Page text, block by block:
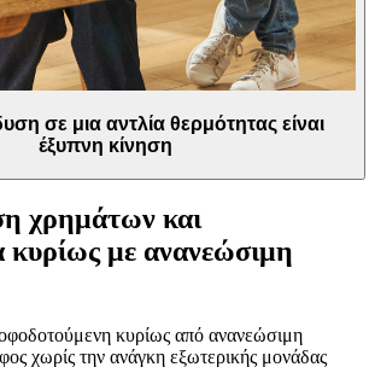
σε μια αντλία θερμότητας είναι
έξυπνη κίνηση
χρημάτων και
κυρίως με ανανεώσιμη
κυρίως από ανανεώσιμη
χωρίς την ανάγκη εξωτερικής μονάδας